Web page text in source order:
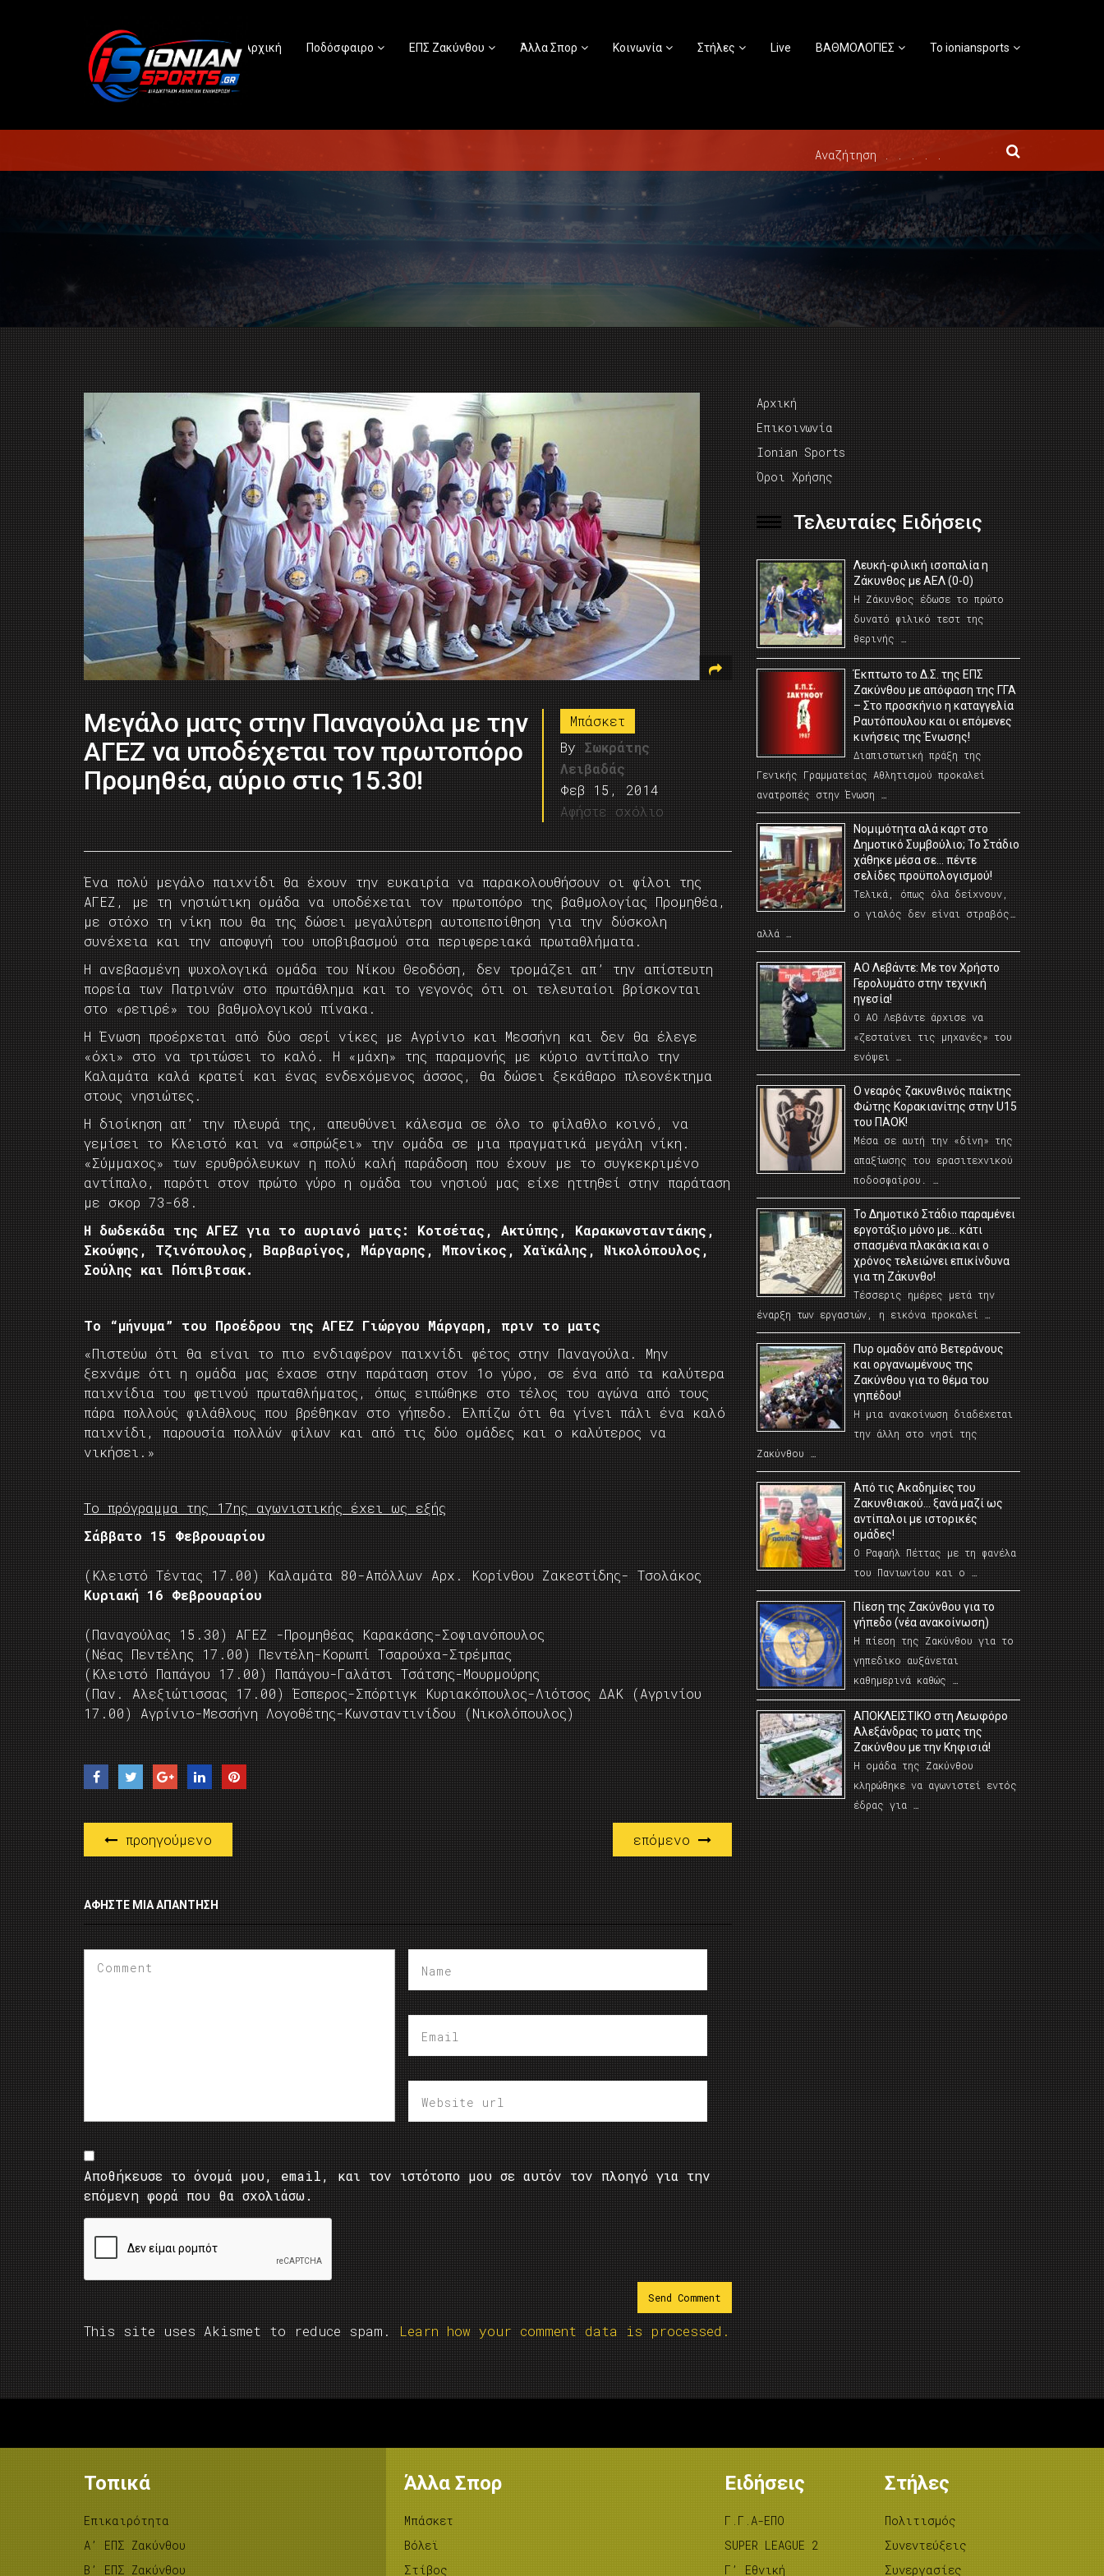
Αρχική Ποδόσφαιρο ΕΠΣ Ζακύνθου Άλλα Σπορ Κοινωνία Στήλες Live ΒΑΘΜΟΛΟΓΙΕΣ Το ioniansports
Μεγάλο ματς στην Παναγούλα με την
ΑΓΕΖ να υποδέχεται τον πρωτοπόρο
Προμηθέα, αύριο στις 15.30!
Μπάσκετ
By Σωκράτης
Λειβαδάς
Φεβ 15, 2014
Αφήστε σχόλιο
Ένα πολύ μεγάλο παιχνίδι θα έχουν την ευκαιρία να παρακολουθήσουν οι φίλοι της
ΑΓΕΖ, με τη νησιώτικη ομάδα να υποδέχεται τον πρωτοπόρο της βαθμολογίας Προμηθέα,
με στόχο τη νίκη που θα της δώσει μεγαλύτερη αυτοπεποίθηση για την δύσκολη
συνέχεια και την αποφυγή του υποβιβασμού στα περιφερειακά πρωταθλήματα.
Η ανεβασμένη ψυχολογικά ομάδα του Νίκου Θεοδόση, δεν τρομάζει απ’ την απίστευτη
πορεία των Πατρινών στο πρωτάθλημα και το γεγονός ότι οι τελευταίοι βρίσκονται
στο «ρετιρέ» του βαθμολογικού πίνακα.
Η Ένωση προέρχεται από δύο σερί νίκες με Αγρίνιο και Μεσσήνη και δεν θα έλεγε
«όχι» στο να τριτώσει το καλό. Η «μάχη» της παραμονής με κύριο αντίπαλο την
Καλαμάτα καλά κρατεί και ένας ενδεχόμενος άσσος, θα δώσει ξεκάθαρο πλεονέκτημα
στους νησιώτες.
Η διοίκηση απ’ την πλευρά της, απευθύνει κάλεσμα σε όλο το φίλαθλο κοινό, να
γεμίσει το Κλειστό και να «σπρώξει» την ομάδα σε μια πραγματικά μεγάλη νίκη.
«Σύμμαχος» των ερυθρόλευκων η πολύ καλή παράδοση που έχουν με το συγκεκριμένο
αντίπαλο, παρότι στον πρώτο γύρο η ομάδα του νησιού μας είχε ηττηθεί στην παράταση
με σκορ 73-68.
Η δωδεκάδα της ΑΓΕΖ για το αυριανό ματς: Κοτσέτας, Ακτύπης, Καρακωνσταντάκης,
Σκούφης, Τζινόπουλος, Βαρβαρίγος, Μάργαρης, Μπονίκος, Χαϊκάλης, Νικολόπουλος,
Σούλης και Πόπιβτσακ.
Το “μήνυμα” του Προέδρου της ΑΓΕΖ Γιώργου Μάργαρη, πριν το ματς
«Πιστεύω ότι θα είναι το πιο ενδιαφέρον παιχνίδι φέτος στην Παναγούλα. Μην
ξεχνάμε ότι η ομάδα μας έχασε στην παράταση στον 1ο γύρο, σε ένα από τα καλύτερα
παιχνίδια του φετινού πρωταθλήματος, όπως ειπώθηκε στο τέλος του αγώνα από τους
πάρα πολλούς φιλάθλους που βρέθηκαν στο γήπεδο. Ελπίζω ότι θα γίνει πάλι ένα καλό
παιχνίδι, παρουσία πολλών φίλων και από τις δύο ομάδες και ο καλύτερος να
νικήσει.»
Το πρόγραμμα της 17ης αγωνιστικής έχει ως εξής
Σάββατο 15 Φεβρουαρίου
(Κλειστό Τέντας 17.00) Καλαμάτα 80-Απόλλων Αρχ. Κορίνθου Ζακεστίδης- Τσολάκος
Κυριακή 16 Φεβρουαρίου
(Παναγούλας 15.30) ΑΓΕΖ -Προμηθέας Καρακάσης-Σοφιανόπουλος
(Νέας Πεντέλης 17.00) Πεντέλη-Κορωπί Τσαρούχα-Στρέμπας
(Κλειστό Παπάγου 17.00) Παπάγου-Γαλάτσι Τσάτσης-Μουρμούρης
(Παν. Αλεξιώτισσας 17.00) Έσπερος-Σπόρτιγκ Κυριακόπουλος-Λιότσος ΔΑΚ (Αγρινίου
17.00) Αγρίνιο-Μεσσήνη Λογοθέτης-Κωνσταντινίδου (Νικολόπουλος)
προηγούμενο επόμενο
ΑΦΉΣΤΕ ΜΙΑ ΑΠΆΝΤΗΣΗ
Αποθήκευσε το όνομά μου, email, και τον ιστότοπο μου σε αυτόν τον πλοηγό για την
επόμενη φορά που θα σχολιάσω.
This site uses Akismet to reduce spam. Learn how your comment data is processed.
Αρχική
Επικοινωνία
Ionian Sports
Όροι Χρήσης
Τελευταίες Ειδήσεις
Λευκή-φιλική ισοπαλία η
Ζάκυνθος με ΑΕΛ (0-0)
Η Ζάκυνθος έδωσε το πρώτο
δυνατό φιλικό τεστ της
θερινής …
Έκπτωτο το Δ.Σ. της ΕΠΣ
Ζακύνθου με απόφαση της ΓΓΑ
– Στο προσκήνιο η καταγγελία
Ραυτόπουλου και οι επόμενες
κινήσεις της Ένωσης!
Διαπιστωτική πράξη της
Γενικής Γραμματείας Αθλητισμού προκαλεί
ανατροπές στην Ένωση …
Νομιμότητα αλά καρτ στο
Δημοτικό Συμβούλιο; Το Στάδιο
χάθηκε μέσα σε… πέντε
σελίδες προϋπολογισμού!
Τελικά, όπως όλα δείχνουν,
ο γιαλός δεν είναι στραβός…
αλλά …
ΑΟ Λεβάντε: Με τον Χρήστο
Γερολυμάτο στην τεχνική
ηγεσία!
Ο ΑΟ Λεβάντε άρχισε να
«ζεσταίνει τις μηχανές» του
ενόψει …
O νεαρός ζακυνθινός παίκτης
Φώτης Κορακιανίτης στην U15
του ΠΑΟΚ!
Μέσα σε αυτή την «δίνη» της
απαξίωσης του ερασιτεχνικού
ποδοσφαίρου. …
Το Δημοτικό Στάδιο παραμένει
εργοτάξιο μόνο με… κάτι
σπασμένα πλακάκια και ο
χρόνος τελειώνει επικίνδυνα
για τη Ζάκυνθο!
Τέσσερις ημέρες μετά την
έναρξη των εργασιών, η εικόνα προκαλεί …
Πυρ ομαδόν από Βετεράνους
και οργανωμένους της
Ζακύνθου για το θέμα του
γηπέδου!
Η μια ανακοίνωση διαδέχεται
την άλλη στο νησί της
Ζακύνθου …
Από τις Ακαδημίες του
Ζακυνθιακού… ξανά μαζί ως
αντίπαλοι με ιστορικές
ομάδες!
Ο Ραφαήλ Πέττας με τη φανέλα
του Πανιωνίου και ο …
Πίεση της Ζακύνθου για το
γήπεδο (νέα ανακοίνωση)
Η πίεση της Ζακύνθου για το
γηπεδικο αυξάνεται
καθημερινά καθώς …
AΠΟΚΛΕΙΣΤΙΚΟ στη Λεωφόρο
Αλεξάνδρας το ματς της
Ζακύνθου με την Κηφισιά!
Η ομάδα της Ζακύνθου
κληρώθηκε να αγωνιστεί εντός
έδρας για …
Τοπικά
Επικαιρότητα
A’ ΕΠΣ Ζακύνθου
B’ ΕΠΣ Ζακύνθου
Άλλα Σπορ
Μπάσκετ
Βόλεϊ
Στίβος
Ειδήσεις
Γ.Γ.Α-ΕΠΟ
SUPER LEAGUE 2
Γ’ Εθνική
Στήλες
Πολιτισμός
Συνεντεύξεις
Συνεργασίες